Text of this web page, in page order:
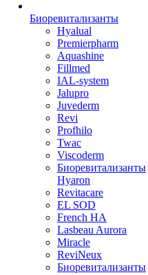
Биоревитализанты
Hyalual
Premierpharm
Aquashine
Fillmed
IAL-system
Jalupro
Juvederm
Revi
Profhilo
Twac
Viscoderm
Биоревитализанты
Hyaron
Revitacare
EL SOD
French HA
Lasbeau Aurora
Miracle
ReviNeux
Биоревитализанты